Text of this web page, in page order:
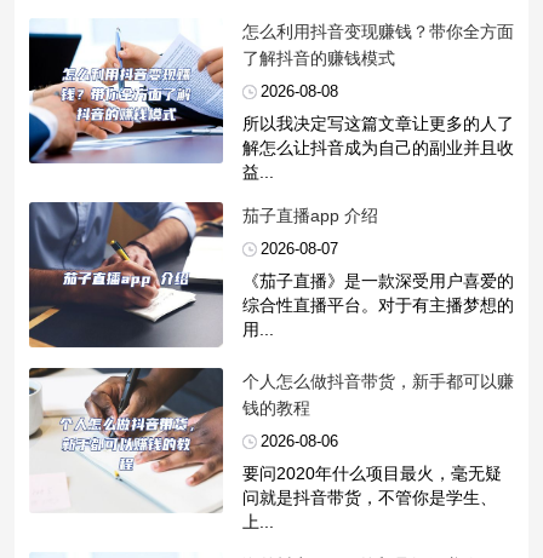
​怎么利用抖音变现赚钱？带你全方面
了解抖音的赚钱模式
2026-08-08
所以我决定写这篇文章让更多的人了
解怎么让抖音成为自己的副业并且收
益...
​茄子直播app 介绍
2026-08-07
《茄子直播》是一款深受用户喜爱的
综合性直播平台。对于有主播梦想的
用...
​个人怎么做抖音带货，新手都可以赚
钱的教程
2026-08-06
要问2020年什么项目最火，毫无疑
问就是抖音带货，不管你是学生、
上...